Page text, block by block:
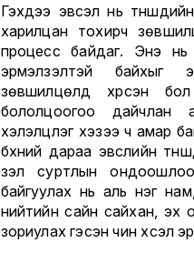
Гэхдээ эвсэл нь
харилцан тохирч
процесс байдаг. Энэ нь
эрмэлзэлтэй байхыг
зөвшилцөлд хүрсэн
бололцоогоо дайчлан
хэлэлцүүлэг хэзээ ч амар
бүхний дараа эвслийн
үзэл суртлын
байгуулах нь аль нэг
нийтийн сайн сайхан, эх
зориулах гэсэн чин хүсэл